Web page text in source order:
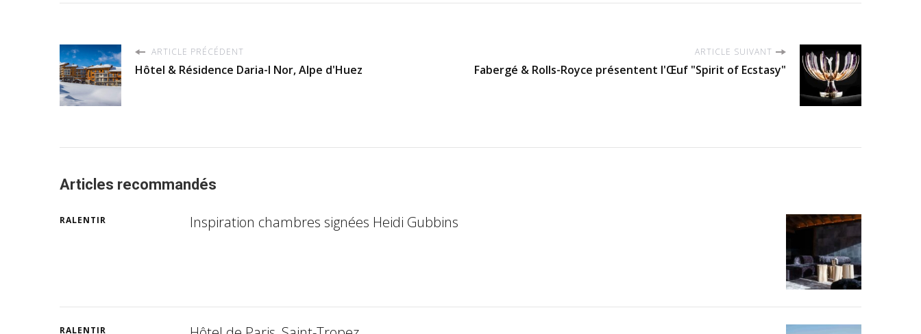
ARTICLE PRÉCÉDENT
Hôtel & Résidence Daria-I Nor, Alpe d'Huez
ARTICLE SUIVANT
Fabergé & Rolls-Royce présentent l'Œuf "Spirit of Ecstasy"
Articles recommandés
RALENTIR Inspiration chambres signées Heidi Gubbins
RALENTIR